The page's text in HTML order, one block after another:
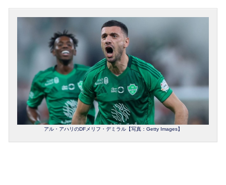
アル・アハリのDFメリフ・デミラル【写真：Getty Images】